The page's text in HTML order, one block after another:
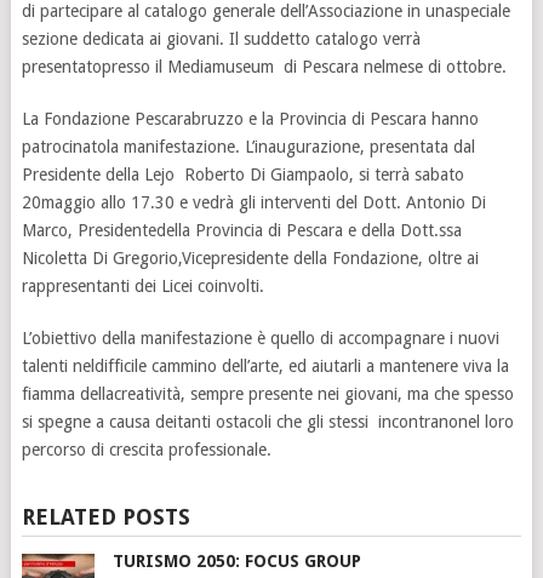
di partecipare al catalogo generale dell’Associazione in unaspeciale
sezione dedicata ai giovani. Il suddetto catalogo verrà
presentatopresso il Mediamuseum di Pescara nelmese di ottobre.
La Fondazione Pescarabruzzo e la Provincia di Pescara hanno
patrocinatola manifestazione. L’inaugurazione, presentata dal
Presidente della Lejo Roberto Di Giampaolo, si terrà sabato
20maggio allo 17.30 e vedrà gli interventi del Dott. Antonio Di
Marco, Presidentedella Provincia di Pescara e della Dott.ssa
Nicoletta Di Gregorio,Vicepresidente della Fondazione, oltre ai
rappresentanti dei Licei coinvolti.
L’obiettivo della manifestazione è quello di accompagnare i nuovi
talenti neldifficile cammino dell’arte, ed aiutarli a mantenere viva la
fiamma dellacreatività, sempre presente nei giovani, ma che spesso
si spegne a causa deitanti ostacoli che gli stessi incontranonel loro
percorso di crescita professionale.
RELATED POSTS
TURISMO 2050: FOCUS GROUP